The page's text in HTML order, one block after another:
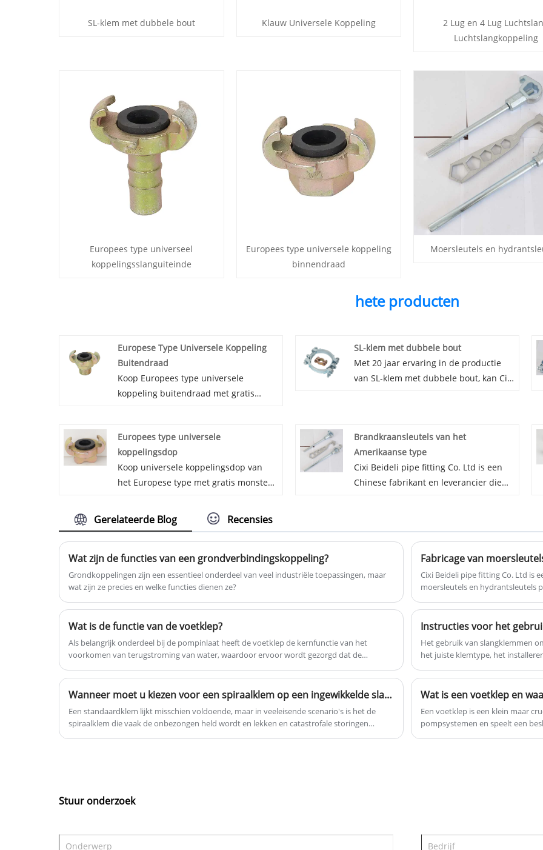
SL-klem met dubbele bout Klauw Universele Koppeling
2 Lug en 4 Lug
Luchtslangkoppeling
Europees type universeel
koppelingsslanguiteinde
Europees type universele koppeling
binnendraad
Moersleutels en
hete producten
Europese Type Universele Koppeling
Buitendraad
Koop Europees type universele
koppeling buitendraad met gratis
grootschalige productie en leverancier
in China. We zijn al 20 jaar actief in het
Europese type universele koppeling
buitendraad. Als u geïnteresseerd
koppeling met buitendraad, neem dan
nu contact met ons op, we zullen u zo
snel mogelijk antwoorden.
SL-klem met dubbele bout
Met 20 jaar ervaring in de productie
van SL-klem met dubbele bout, kan Cixi
prijs SL-klem met dubbele bout kan
aan veel toepassingen voldoen. onze
online tijdige service over SL-klem met
dubbele bout. Naast de onderstaande
aanpassen aan uw vereisten. Neem
gerust contact met ons op.
Europees type universele
koppelingsdop
Koop universele koppelingsdop van
het Europese type met gratis monsters
pijpfitting Co. Ltd. is grootschalige
productie en leverancier in China. We
zijn al 20 jaar in Europese universele
koppeling buitendraad. Als u
geïnteresseerd bent in Universele
koppelingsdop van het Europese type.
Neem nu contact met ons op, wij
zullen u zo snel mogelijk antwoorden.
Brandkraansleutels van het
Amerikaanse type
Cixi Beideli pipe fitting Co. Ltd is een
Chinese fabrikant en leverancier die
brandsleutel- en brandkraansleutels
gemaakt van koolstofstaal met
technologie verloren wasgieten, dus
onze sleutel- en brandkraansleutels
hebben een goede kwaliteit. En we
hebben ook een goede prijs. We kijken
Gerelateerde Blog Recensies
Wat zijn de functies van een grondverbindingskoppeling?
​Grondkoppelingen zijn een essentieel onderdeel van veel industriële toepassingen, maar
wat zijn ze precies en welke functies dienen ze?
Fabricage van
Cixi Beideli pipe fitting Co. Ltd is
moersleutels en hydrantsleutels
dus onze moersleutels en
een goede prijs. We kijken ernaar
Wat is de functie van de voetklep?
Als belangrijk onderdeel bij de pompinlaat heeft de voetklep de kernfunctie van het
voorkomen van terugstroming van water, waardoor ervoor wordt gezorgd dat de
verstopping wordt voorkomen.
Instructies voor het
Het gebruik van slangklemmen
het juiste klemtype, het
oneindige klemmen) en het
Wanneer moet u kiezen voor een spiraalklem op een ingewikkelde slang?
Een standaardklem lijkt misschien voldoende, maar in veeleisende scenario's is het de
spiraalklem die vaak de onbezongen held wordt en lekken en catastrofale storingen
Een voetklep is een klein maar
pompsystemen en speelt een
Stuur onderzoek